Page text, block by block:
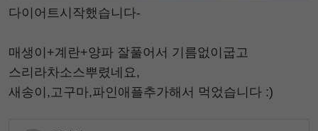
다이어트시작했습니다-
매생이+계란+양파 잘풀어서 기름없이굽고
스리라차소스뿌렸네요,
새송이,고구마,파인애플추가해서 먹었습니다 :)